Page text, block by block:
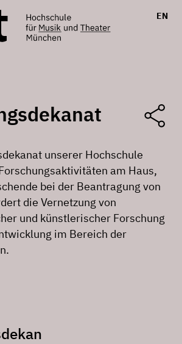
EN
unserer Hochschule
am Haus,
bei der Beantragung von
die Vernetzung von
und künstlerischer Forschung
im Bereich der